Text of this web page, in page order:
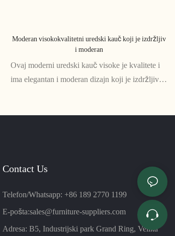
Moderan visokokvalitetni uredski kauč koji je izdržljiv
i moderan
Ovaj moderni uredski kauč visoke je kvalitete i
ima elegantan i moderan dizajn koji je izdržljiv i
Contact Us
Telefon/Whatsapp: +86 189 2770 1199
E-pošta:sales@furniture-suppliers.com
Adresa: B5, Industrijski park Grand Ring, Velika